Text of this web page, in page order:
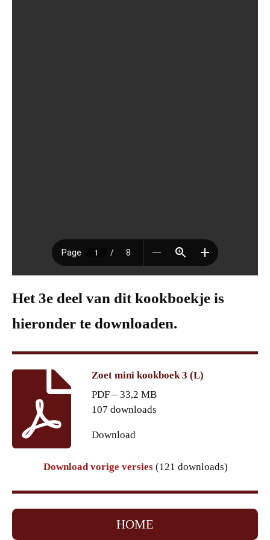
Het 3e deel van dit kookboekje is
hieronder te downloaden.
Zoet mini kookboek 3 (L)
PDF – 33,2 MB
107 downloads
Download
Download vorige versies (121 downloads)
HOME